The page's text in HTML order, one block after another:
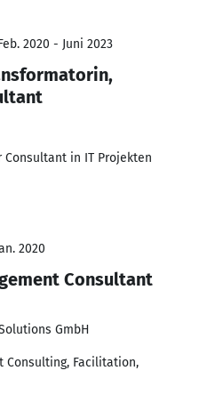
2020 - Juni 2023
Consultant in IT Projekten
2020
Consultant
GmbH
Consulting, Facilitation,